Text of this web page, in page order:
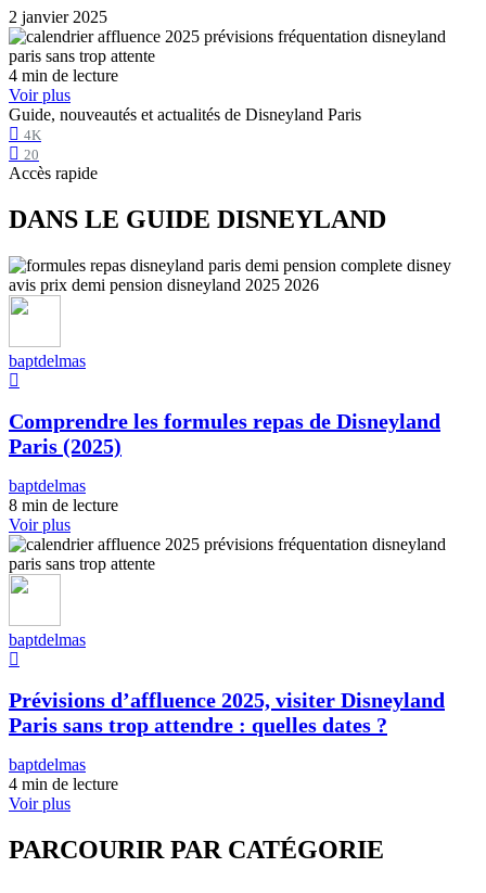
2 janvier 2025
4 min de lecture
Voir plus
Guide, nouveautés et actualités de Disneyland Paris
4K
20
Accès rapide
DANS LE GUIDE DISNEYLAND
baptdelmas
Comprendre les formules repas de Disneyland
Paris (2025)
baptdelmas
8 min de lecture
Voir plus
baptdelmas
Prévisions d’affluence 2025, visiter Disneyland
Paris sans trop attendre : quelles dates ?
baptdelmas
4 min de lecture
Voir plus
PARCOURIR PAR CATÉGORIE